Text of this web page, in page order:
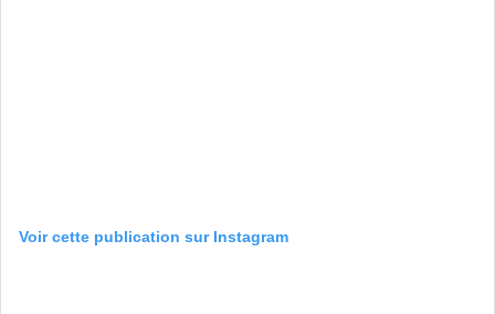
Voir cette publication sur Instagram